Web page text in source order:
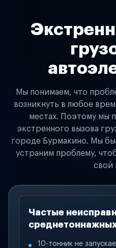
Мы понимаем, что
возникнуть в любое
местах. Поэтому мы
экстренного вызова
городе Бурмакино. Мы
устраним проблему,
свой
Частые
10-тонник не